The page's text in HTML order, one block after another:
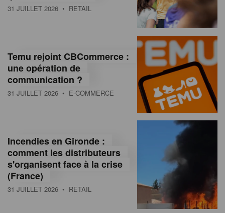
M
a
g
n
e
31 JUILLET 2026 • RETAIL
Temu rejoint CBCommerce :
une opération de
communication ?
31 JUILLET 2026 • E-COMMERCE
Incendies en Gironde :
comment les distributeurs
s'organisent face à la crise
(France)
31 JUILLET 2026 • RETAIL